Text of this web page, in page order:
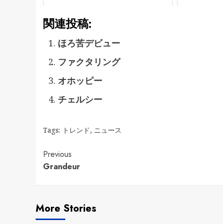
関連投稿:
ほろ苦デビュー
ファクタリング
オホッピー
チェルシー
Tags: トレンド, ニュース
Continue
Reading
Previous
Grandeur
More Stories